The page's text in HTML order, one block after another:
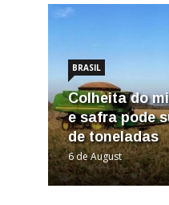
BRASIL
Colheita do
e safra pode
de toneladas
6 de August